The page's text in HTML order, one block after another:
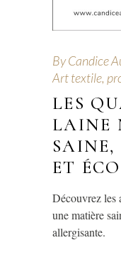
ByCandice
Art textile,
LES
LAINE
SAINE,
ET
Découvrez les
une matière
allergisante.